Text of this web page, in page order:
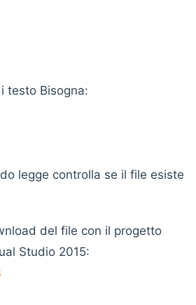
testo Bisogna:
legge controlla se il file esiste
del file con il progetto
Studio 2015: